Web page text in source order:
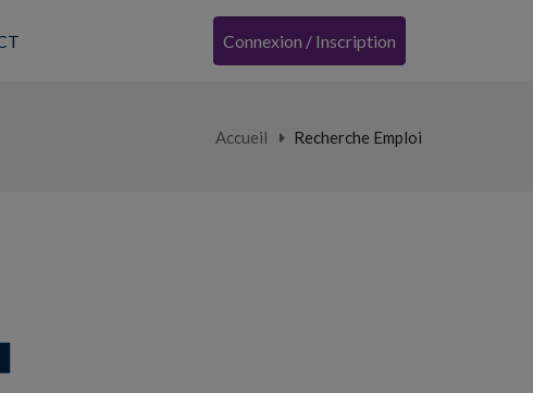
Connexion / Inscription
Accueil Recherche Emploi